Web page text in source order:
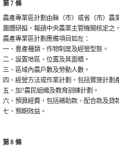
第 7 條
農產專業區計劃由縣（市）或省（市）農
團體研擬，報請中央農業主管機關核定之
農產專業區計劃應備項目如左：
一、豊產種類、作物制度及經營型態。
二、設置地區、位置及其面積。
三、區域內農戶數及勞動人數。
四、經營方法或作業計劃，包括實施計劃
五、加?農民組織及教育訓練計劃。
六、預算經費，包括補助款、配合款及貸
七、預期效益。
第 8 條